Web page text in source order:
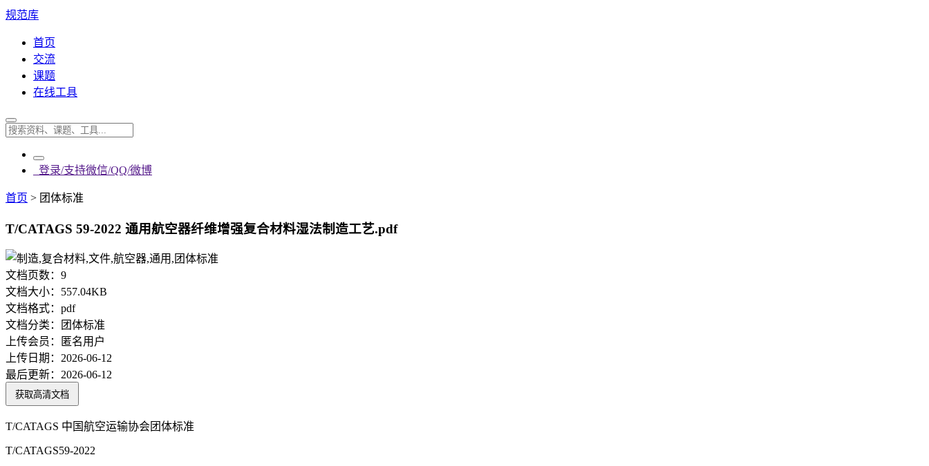
规范库
首页
交流
课题
在线工具
登录/支持微信/QQ/微博
首页 > 团体标准
T/CATAGS 59-2022 通用航空器纤维增强复合材料湿法制造工艺.pdf
文档页数： 9
文档大小： 557.04KB
文档格式： pdf
文档分类：
团体标准
上传会员：
匿名用户
上传日期： 2026-06-12
最后更新： 2026-06-12
获取高清文档
T/CATAGS 中国航空运输协会团体标准
T/CATAGS59-2022